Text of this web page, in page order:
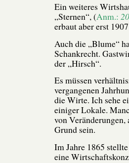
Ein weiteres
„Sternen“, (Anm.:
erbaut aber erst
Auch die „Blume“
Schankrecht.
der „Hirsch“.
Es müssen
vergangenen
die Wirte. Ich sehe
einiger Lokale.
von
Grund sein.
Im Jahre 1865
eine